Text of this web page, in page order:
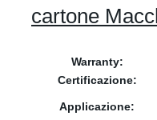
cartone
Warranty:
Certificazione:
Applicazione: